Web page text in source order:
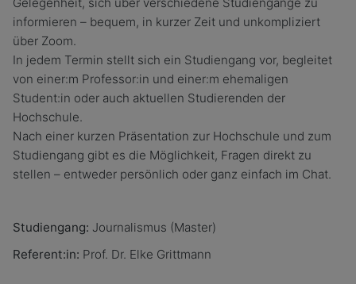
informieren – bequem, in kurzer Zeit und unkompliziert
über Zoom.
In jedem Termin stellt sich ein Studiengang vor, begleitet
von einer:m Professor:in und einer:m ehemaligen
Student:in oder auch aktuellen Studierenden der
Hochschule.
Nach einer kurzen Präsentation zur Hochschule und zum
Studiengang gibt es die Möglichkeit, Fragen direkt zu
stellen – entweder persönlich oder ganz einfach im Chat.
Studiengang: Journalismus (Master)
Referent:in: Prof. Dr. Elke Grittmann